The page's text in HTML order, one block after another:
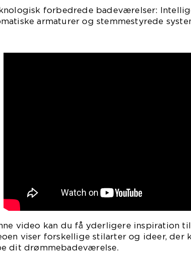
forbedrede badeværelser:
armaturer og stemmestyrede
video kan du få yderligere inspiration
viser forskellige stilarter og ideer, der
dit drømmebadeværelse.